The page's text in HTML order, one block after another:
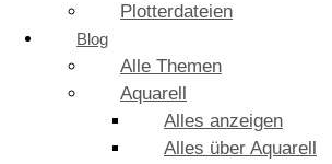
Plotterdateien
Blog
Alle Themen
Aquarell
Alles anzeigen
Alles über Aquarell